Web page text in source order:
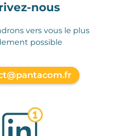
nous
vers vous le plus
possible